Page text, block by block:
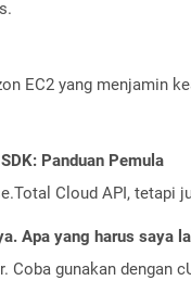
EC2 yang menjamin
Panduan Pemula
Cloud API, tetapi
Apa yang harus saya
gunakan dengan